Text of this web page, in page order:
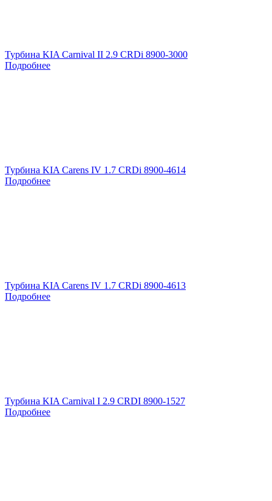
Турбина KIA Carnival II 2.9 CRDi 8900-3000
Подробнее
Турбина KIA Carens IV 1.7 CRDi 8900-4614
Подробнее
Турбина KIA Carens IV 1.7 CRDi 8900-4613
Подробнее
Турбина KIA Carnival I 2.9 CRDI 8900-1527
Подробнее